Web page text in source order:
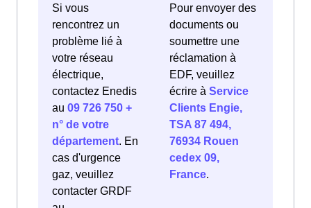
Si vous
rencontrez un
problème lié à
votre réseau
électrique,
contactez Enedis
au 09 726 750 +
n° de votre
département. En
cas d'urgence
gaz, veuillez
contacter GRDF
Pour envoyer des
documents ou
soumettre une
réclamation à
EDF, veuillez
écrire à Service
Clients Engie,
TSA 87 494,
76934 Rouen
cedex 09,
France.